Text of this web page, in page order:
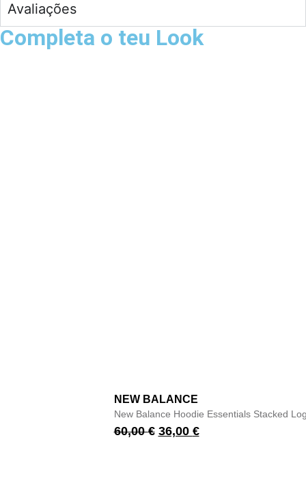
Avaliações
Completa o teu Look
NEW BALANCE
New Balance Hoodie Essentials Stacked
60,00€ 36,00 €